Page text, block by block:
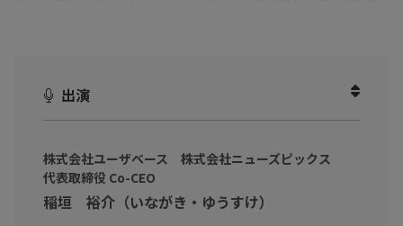
出演
株式会社ユーザベース 株式会社ニューズピックス
代表取締役 Co-CEO
稲垣 裕介（いながき・ゆうすけ）